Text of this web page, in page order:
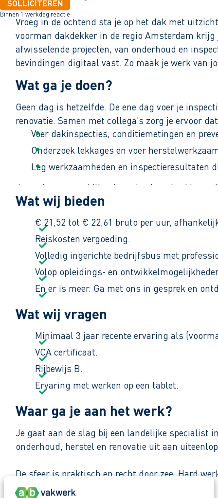
SOLLICITEREN
Binnen 1 werkdag reactie
Vroeg in de ochtend sta je op het dak met
voorman dakdekker in de regio Amsterdam
afwisselende projecten, van onderhoud en
bevindingen digitaal vast. Zo maak je werk van
Wat ga je doen?
Geen dag is hetzelfde. De ene dag voer je
renovatie. Samen met collega’s zorg je ervoor
Voer dakinspecties, conditiemetingen en
Onderzoek lekkages en voer
Leg werkzaamheden en inspectieresultaten
Je werkt op verschillende projectlocaties
dat je graag doet.
Wat wij bieden
€ 21,52 tot € 22,61 bruto per uur,
Reiskosten vergoeding.
Volledig ingerichte bedrijfsbus met
Volop opleidings- en
En er is meer. Ga met ons in gesprek en
Wat wij vragen
Minimaal 3 jaar recente ervaring als
VCA certificaat.
Rijbewijs B.
Ervaring met werken op een tablet.
Waar ga je aan het werk?
Je gaat aan de slag bij een landelijke specialist
onderhoud, herstel en renovatie uit aan
De sfeer is praktisch en recht door zee. Hard